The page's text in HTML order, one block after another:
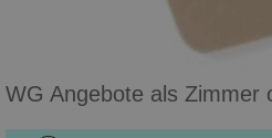
WG Angebote als Zimmer